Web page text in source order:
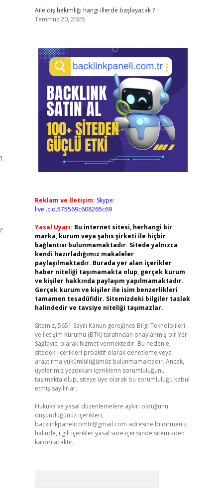
Aile diş hekimliği hangi illerde başlayacak ?
Temmuz 20, 2026
Reklam ve İletişim: Skype:
live:.cid.575569c608265c69
Yasal Uyarı: Bu internet sitesi, herhangi bir
marka, kurum veya şahıs şirketi ile hiçbir
bağlantısı bulunmamaktadır. Sitede yalnızca
kendi hazırladığımız makaleler
paylaşılmaktadır. Burada yer alan içerikler
haber niteliği taşımamakta olup, gerçek kurum
ve kişiler hakkında paylaşım yapılmamaktadır.
Gerçek kurum ve kişiler ile isim benzerlikleri
tamamen tesadüfidir. Sitemizdeki bilgiler taslak
halindedir ve tavsiye niteliği taşımazlar.
Sitemiz, 5651 Sayılı Kanun gereğince Bilgi Teknolojileri
ve İletişim Kurumu (BTK) tarafından onaylanmış bir Yer
Sağlayıcı olarak hizmet vermektedir. Bu nedenle,
sitedeki içerikleri proaktif olarak denetleme veya
araştırma yükümlülüğümüz bulunmamaktadır. Ancak,
üyelerimiz yazdıkları içeriklerin sorumluluğunu
taşımakta olup, siteye üye olarak bu sorumluluğu kabul
etmiş sayılırlar.
Hukuka ve yasal düzenlemelere aykırı olduğunu
düşündüğünüz içerikleri,
backlinkpanelicomtr@gmail.com adresine bildirmeniz
halinde, ilgili içerikler yasal süre içerisinde sitemizden
kaldırılacaktır.